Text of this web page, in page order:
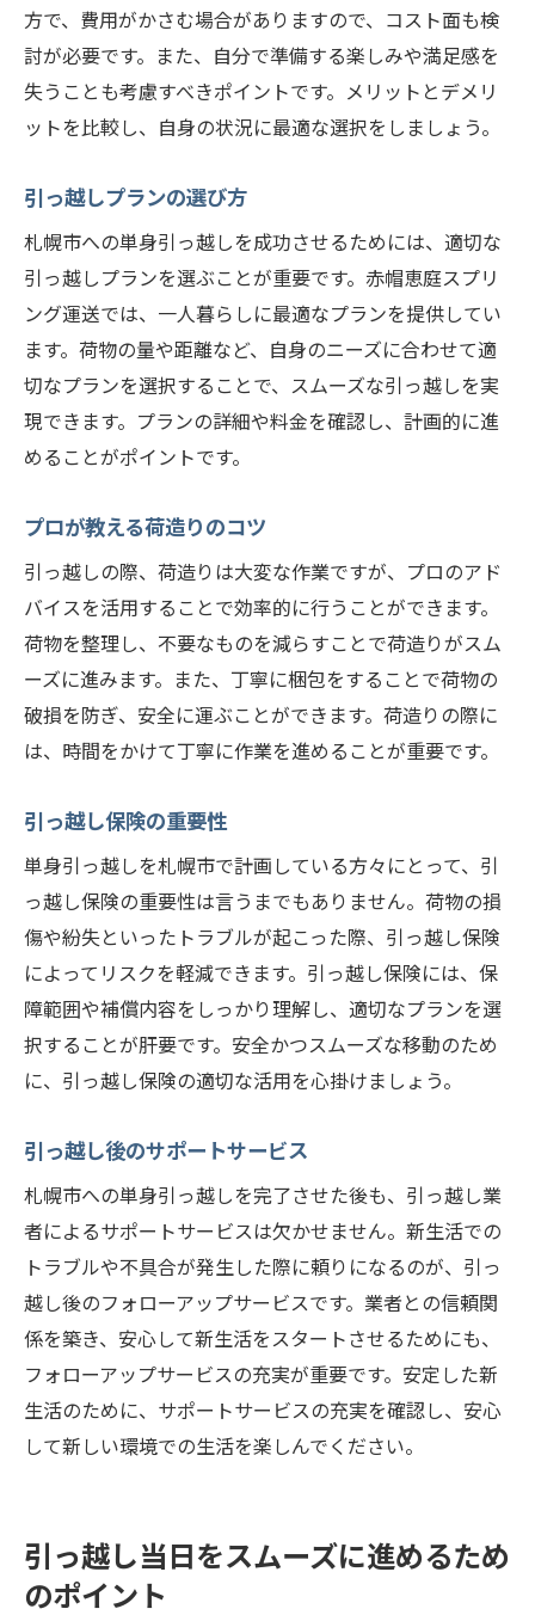
方で、費用がかさむ場合がありますので、コスト面も検
討が必要です。また、自分で準備する楽しみや満足感を
失うことも考慮すべきポイントです。メリットとデメリ
ットを比較し、自身の状況に最適な選択をしましょう。
引っ越しプランの選び方
札幌市への単身引っ越しを成功させるためには、適切な
引っ越しプランを選ぶことが重要です。赤帽恵庭スプリ
ング運送では、一人暮らしに最適なプランを提供してい
ます。荷物の量や距離など、自身のニーズに合わせて適
切なプランを選択することで、スムーズな引っ越しを実
現できます。プランの詳細や料金を確認し、計画的に進
めることがポイントです。
プロが教える荷造りのコツ
引っ越しの際、荷造りは大変な作業ですが、プロのアド
バイスを活用することで効率的に行うことができます。
荷物を整理し、不要なものを減らすことで荷造りがスム
ーズに進みます。また、丁寧に梱包をすることで荷物の
破損を防ぎ、安全に運ぶことができます。荷造りの際に
は、時間をかけて丁寧に作業を進めることが重要です。
引っ越し保険の重要性
単身引っ越しを札幌市で計画している方々にとって、引
っ越し保険の重要性は言うまでもありません。荷物の損
傷や紛失といったトラブルが起こった際、引っ越し保険
によってリスクを軽減できます。引っ越し保険には、保
障範囲や補償内容をしっかり理解し、適切なプランを選
択することが肝要です。安全かつスムーズな移動のため
に、引っ越し保険の適切な活用を心掛けましょう。
引っ越し後のサポートサービス
札幌市への単身引っ越しを完了させた後も、引っ越し業
者によるサポートサービスは欠かせません。新生活での
トラブルや不具合が発生した際に頼りになるのが、引っ
越し後のフォローアップサービスです。業者との信頼関
係を築き、安心して新生活をスタートさせるためにも、
フォローアップサービスの充実が重要です。安定した新
生活のために、サポートサービスの充実を確認し、安心
して新しい環境での生活を楽しんでください。
引っ越し当日をスムーズに進めるため
のポイント